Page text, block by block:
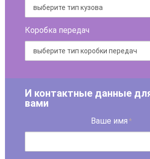
Коробка передач
И контактные данные
вами
Ваше имя *